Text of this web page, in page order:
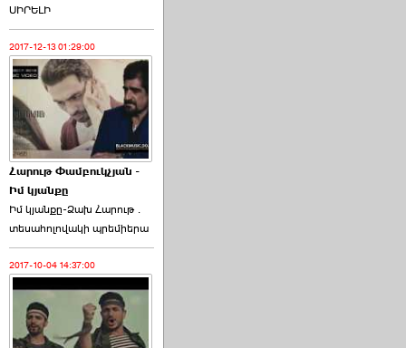
ՍԻՐԵԼԻ
2017-12-13 01:29:00
Հարութ Փամբուկչյան -
Իմ կյանքը
Իմ կյանքը-Ձախ Հարnւթ․
տեuաhnլnվակի պրեմիերա
2017-10-04 14:37:00